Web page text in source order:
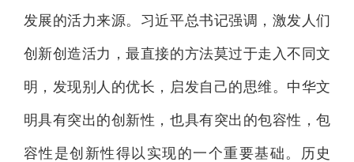
发展的活力来源。习近平总书记强调，激发人们
创新创造活力，最直接的方法莫过于走入不同文
明，发现别人的优长，启发自己的思维。中华文
明具有突出的创新性，也具有突出的包容性，包
容性是创新性得以实现的一个重要基础。历史